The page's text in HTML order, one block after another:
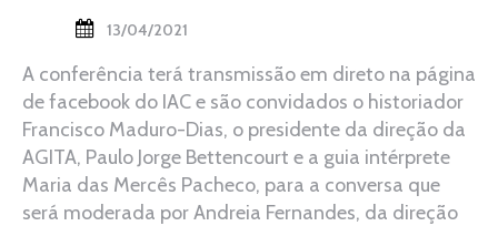
13/04/2021
A conferência terá transmissão em direto na página
de facebook do IAC e são convidados o historiador
Francisco Maduro-Dias, o presidente da direção da
AGITA, Paulo Jorge Bettencourt e a guia intérprete
Maria das Mercês Pacheco, para a conversa que
será moderada por Andreia Fernandes, da direção